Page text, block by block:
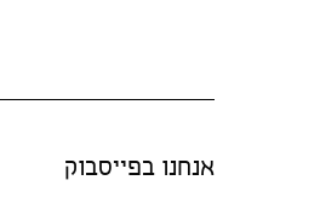
אנחנו בפייסבוק